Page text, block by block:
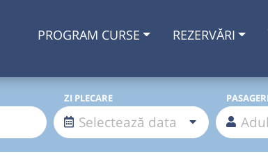
PROGRAM CURSE REZERVĂRI
ZI PLECARE PASAGERI